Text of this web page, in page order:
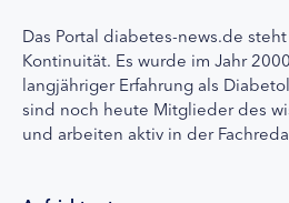
Das Portal diabetes-news.de
Kontinuität. Es wurde im Jahr
langjähriger Erfahrung als
sind noch heute Mitglieder des
und arbeiten aktiv in der